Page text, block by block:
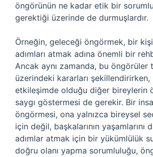
öngörünün ne kadar etik bir
gerektiği üzerinde de durmuşlardır.
Örneğin, geleceği öngörmek, bir
adımları atmak adına önemli bir
Ancak aynı zamanda, bu öngörüler
üzerindeki kararları şekillendirirken,
etkileşimde olduğu diğer bireylerin
saygı göstermesi de gerekir. Bir
öngörmesi, ona yalnızca bireysel
için değil, başkalarının yaşamlarını
adımlar atmak için bir yükümlülük
doğru olanı yapma sorumluluğu,